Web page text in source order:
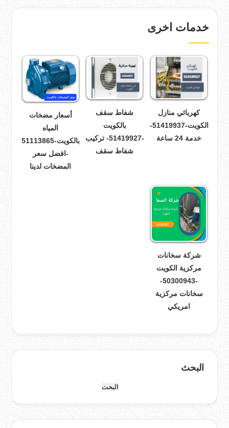
خدمات اخرى
كهربائي منازل
الكويت-51419937-
خدمة 24 ساعة
شفاط سقف
بالكويت
-51419927- تركيب
شفاط سقف
أسعار مضخات
المياه
بالكويت-51113865
-افضل سعر
المضخات لدينا
شركة سخانات
مركزية الكويت
-50300943-
سخانات مركزية
امريكي
البحث
البحث